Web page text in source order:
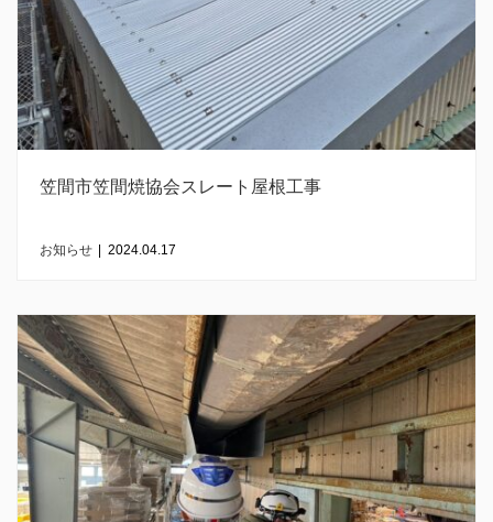
笠間市笠間焼協会スレート屋根工事
お知らせ 2024.04.17